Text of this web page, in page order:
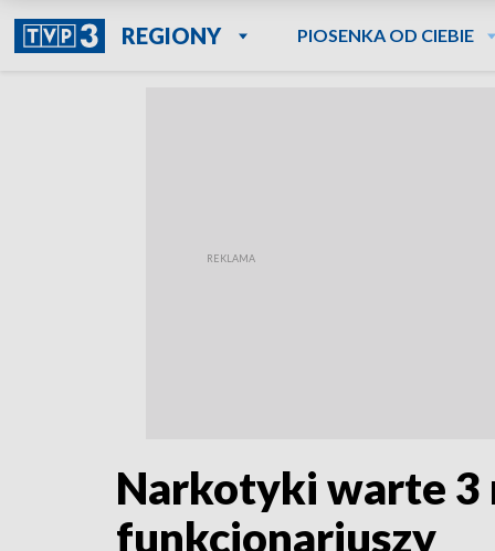
REGIONY PIOSENKA OD CIEBIE
Narkotyki warte 3
funkcjonariuszy